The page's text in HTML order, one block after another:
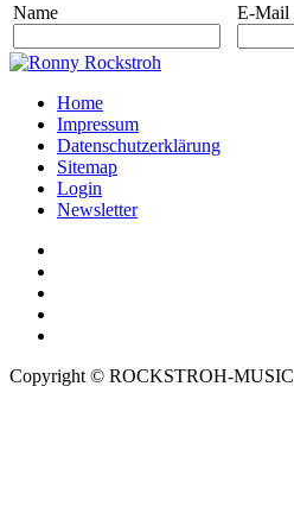
Name E-Mail
Home
Impressum
Datenschutzerklärung
Sitemap
Login
Newsletter
Copyright © ROCKSTROH-MUSIC